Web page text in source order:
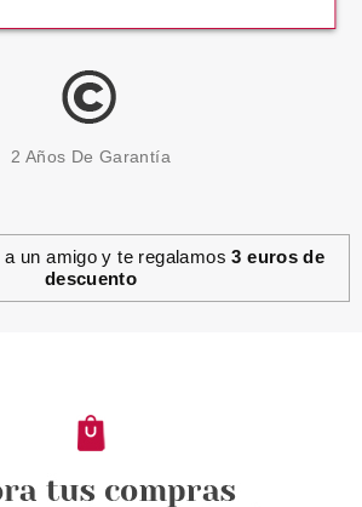
2 Años De Garantía
a un amigo y te regalamos3 euros de
descuento